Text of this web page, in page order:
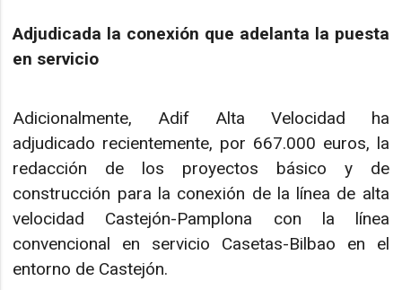
Adjudicada la conexión que adelanta la puesta
en servicio
Adicionalmente, Adif Alta Velocidad ha
adjudicado recientemente, por 667.000 euros, la
redacción de los proyectos básico y de
construcción para la conexión de la línea de alta
velocidad Castejón-Pamplona con la línea
convencional en servicio Casetas-Bilbao en el
entorno de Castejón.